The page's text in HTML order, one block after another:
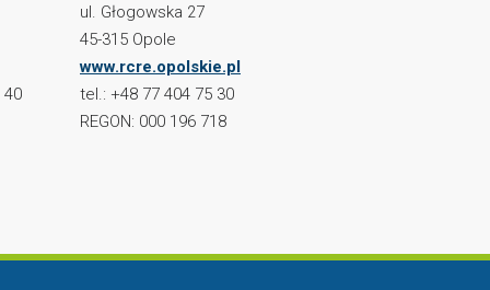
40
ul. Głogowska 27
45-315 Opole
www.rcre.opolskie.pl
tel.: +48 77 404 75 30
REGON: 000 196 718